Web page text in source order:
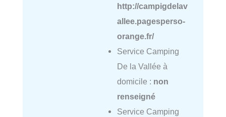
http://campigdelav
allee.pagesperso-
orange.fr/
Service Camping
De la Vallée à
domicile : non
renseigné
Service Camping